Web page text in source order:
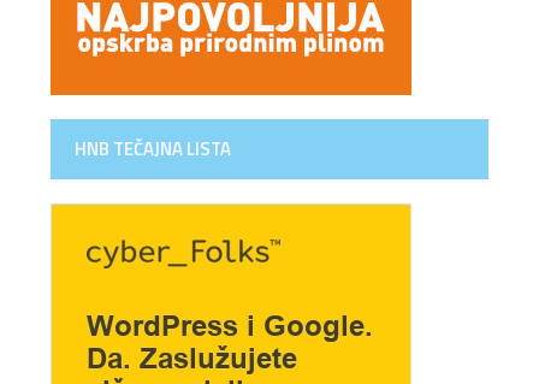
HNB TEČAJNA LISTA